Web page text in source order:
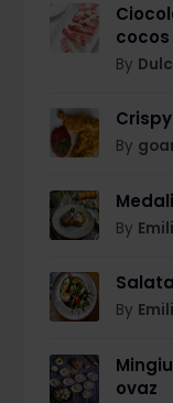
cocos
By
By
By
By
ovaz